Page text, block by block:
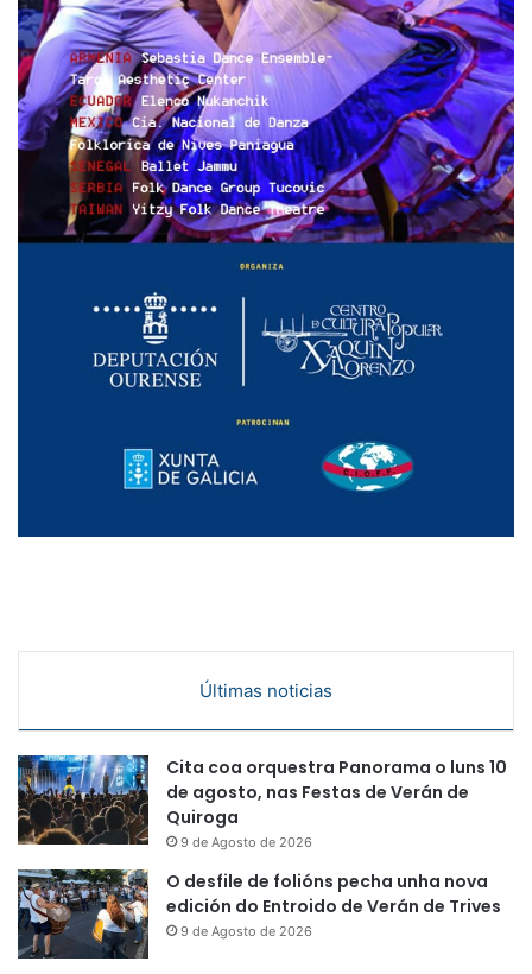
Últimas noticias
Cita coa orquestra Panorama o luns 10
de agosto, nas Festas de Verán de
Quiroga
9 de Agosto de 2026
O desfile de folións pecha unha nova
edición do Entroido de Verán de Trives
9 de Agosto de 2026